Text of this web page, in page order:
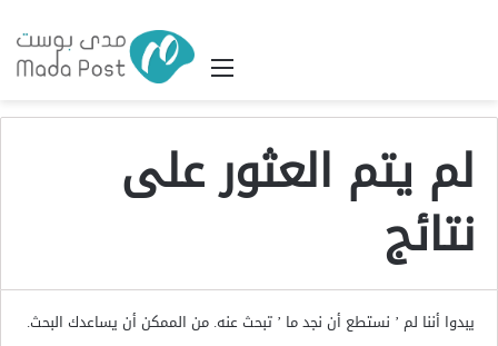
القائمة
لم يتم العثور على
نتائج
يبدوا أننا لم ’ نستطع أن نجد ما ’ تبحث عنه. من الممكن أن يساعدك البحث.